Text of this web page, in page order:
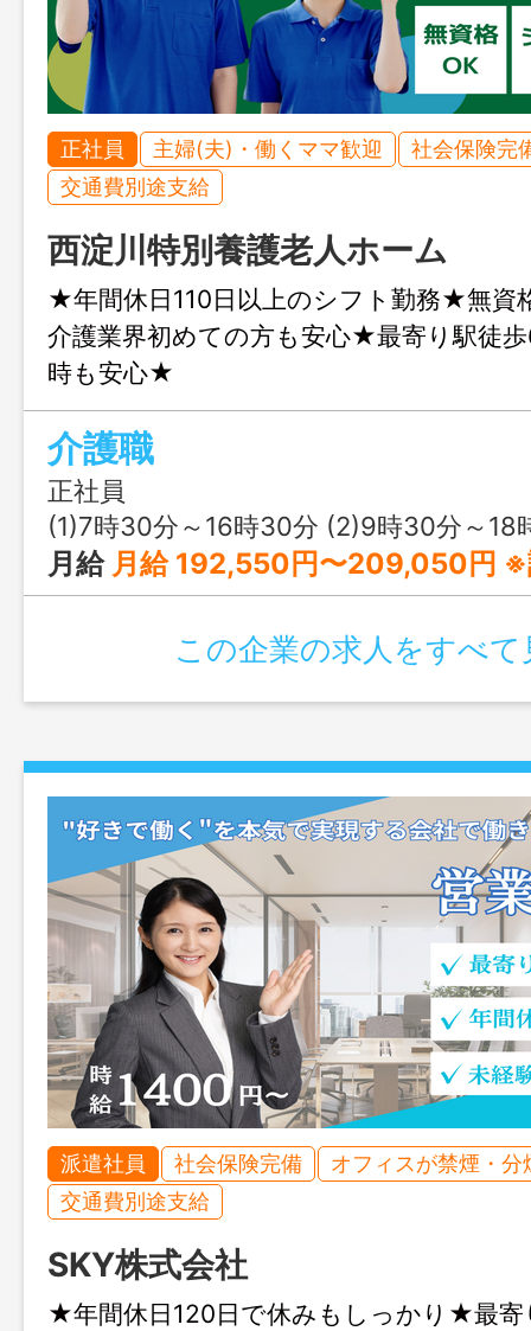
正社員 主婦(夫)・働くママ歓迎
社会保険完
交通費別途支給
西淀川特別養護老人ホーム
★年間休日110日以上のシフト勤務★無資
介護業界初めての方も安心★最寄り駅徒
時も安心★
介護職
正社員
(1)7時30分～16時30分 (2)9時30分～18時30分 (3)10時30分～19時30分 休憩60分 (4)17時30分～翌10時00分 休憩210分 ※1ヶ月単
月給 月給 192,550円〜209,050円 ※試用期間中は時給1,120円となります 【内訳】 基本給：170,500円～185,500円 調整手当：22,050円～23,550円 【別途】 資格
この企業の求人をすべて
派遣社員 社会保険完備
オフィスが禁煙・分
交通費別途支給
SKY株式会社
★年間休日120日で休みもしっかり★最寄